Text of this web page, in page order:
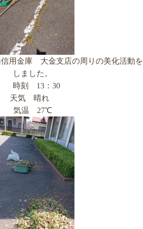
信用金庫 大金支店の周りの美化活動を
しました。
時刻 13：30
天気 晴れ
気温 27℃